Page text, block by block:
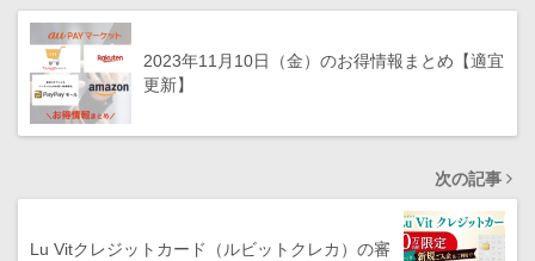
2023年11月10日（金）のお得情報まとめ【適宜
更新】
次の記事
Lu Vitクレジットカード（ルビットクレカ）の審